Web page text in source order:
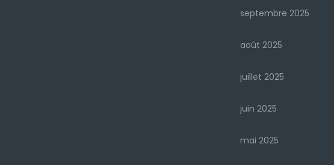
septembre 2025
août 2025
juillet 2025
juin 2025
mai 2025